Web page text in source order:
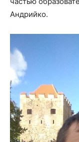
Андрийко.